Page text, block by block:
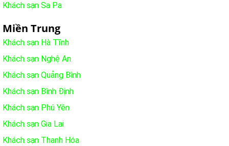
Khách sạn Sa Pa
Miền Trung
Khách sạn Hà Tĩnh
Khách sạn Nghệ An
Khách sạn Quảng Bình
Khách sạn Bình Định
Khách sạn Phú Yên
Khách sạn Gia Lai
Khách sạn Thanh Hóa